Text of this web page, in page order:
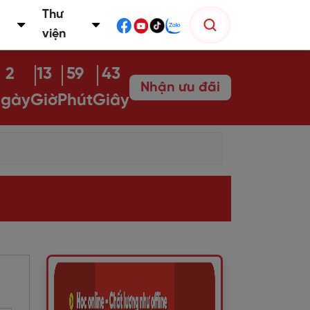
Thư
viện
2
13
Giờ
59
Phút
42
Giây
Nhận ưu đãi